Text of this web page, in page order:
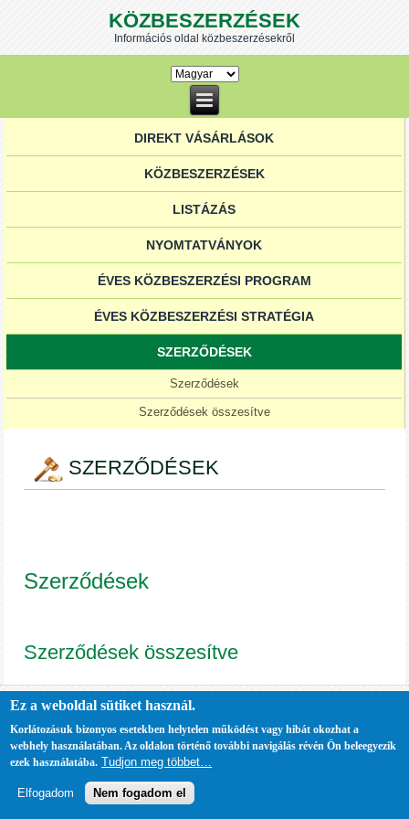
KÖZBESZERZÉSEK
Információs oldal közbeszerzésekről
DIREKT VÁSÁRLÁSOK
KÖZBESZERZÉSEK
LISTÁZÁS
NYOMTATVÁNYOK
ÉVES KÖZBESZERZÉSI PROGRAM
ÉVES KÖZBESZERZÉSI STRATÉGIA
SZERZŐDÉSEK
Szerződések
Szerződések összesítve
SZERZŐDÉSEK
Szerződések
Szerződések összesítve
Ez a weboldal sütiket használ.
Korlátozásuk bizonyos esetekben helytelen működést vagy hibát okozhat a
webhely használatában. Az oldalon történő további navigálás révén Ön beleegyezik
ezek használatába. Tudjon meg többet…
Elfogadom Nem fogadom el